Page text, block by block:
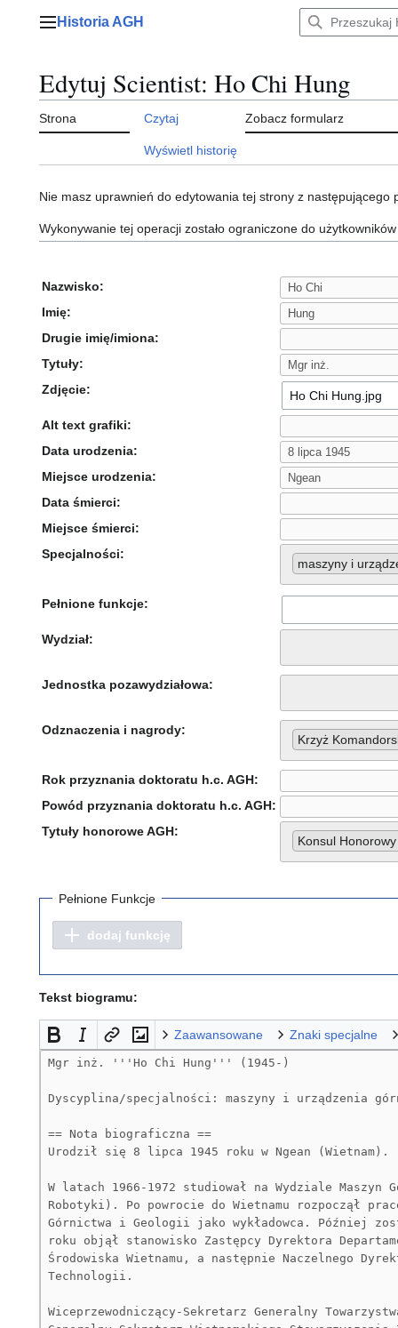
Menu główne
Historia AGH
Edytuj Scientist: Ho Chi Hung
Strona Czytaj Zobacz formularz
Wyświetl historię
Nie masz uprawnień do edytowania tej strony z następującego
Wykonywanie tej operacji zostało ograniczone do
Nazwisko:
Imię:
Drugie imię/imiona:
Tytuły:
Zdjęcie:
Alt text grafiki:
Data urodzenia:
Miejsce urodzenia:
Data śmierci:
Miejsce śmierci:
Specjalności:
maszyny i
Pełnione funkcje:
Wydział:
Jednostka pozawydziałowa:
Odznaczenia i nagrody:
Krzyż
Rok przyznania doktoratu h.c. AGH:
Powód przyznania doktoratu h.c. AGH:
Tytuły honorowe AGH:
Konsul
Pełnione Funkcje
dodaj funkcję
Tekst biogramu:
Zaawansowane Znaki specjalne